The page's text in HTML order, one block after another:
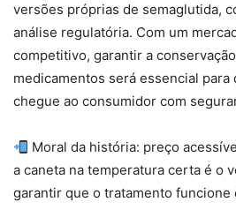
versões próprias de semaglutida,
análise regulatória. Com um
competitivo, garantir a
medicamentos será essencial para
chegue ao consumidor com
Moral da história: preço
a caneta na temperatura certa é o
garantir que o tratamento funcione